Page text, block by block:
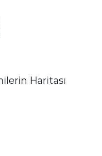
Haritası